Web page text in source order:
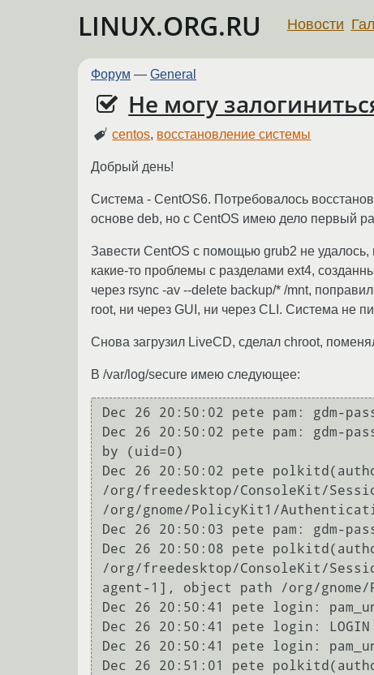
LINUX.ORG.RU Новости
Форум — General
Не могу
centos, восстановление системы
Добрый день!
Система - CentOS6. Потребовалось
основе deb, но c CentOS имею дело первый
Завести CentOS с помощью grub2 не
какие-то проблемы с разделами ext4,
через rsync -av --delete backup/* /mnt,
root, ни через GUI, ни через CLI. Система не
Снова загрузил LiveCD, сделал chroot,
В /var/log/secure имею следующее:
Dec 26 20:50:02 pete pam: gdm-
Dec 26 20:50:02 pete pam: gdm-
by (uid=0)
Dec 26 20:50:02 pete
/org/freedesktop/ConsoleKit/
/org/gnome/PolicyKit1/
Dec 26 20:50:03 pete pam: gdm-
Dec 26 20:50:08 pete
/org/freedesktop/ConsoleKit/
agent-1], object path /org/
Dec 26 20:50:41 pete login:
Dec 26 20:50:41 pete login:
Dec 26 20:50:41 pete login:
Dec 26 20:51:01 pete